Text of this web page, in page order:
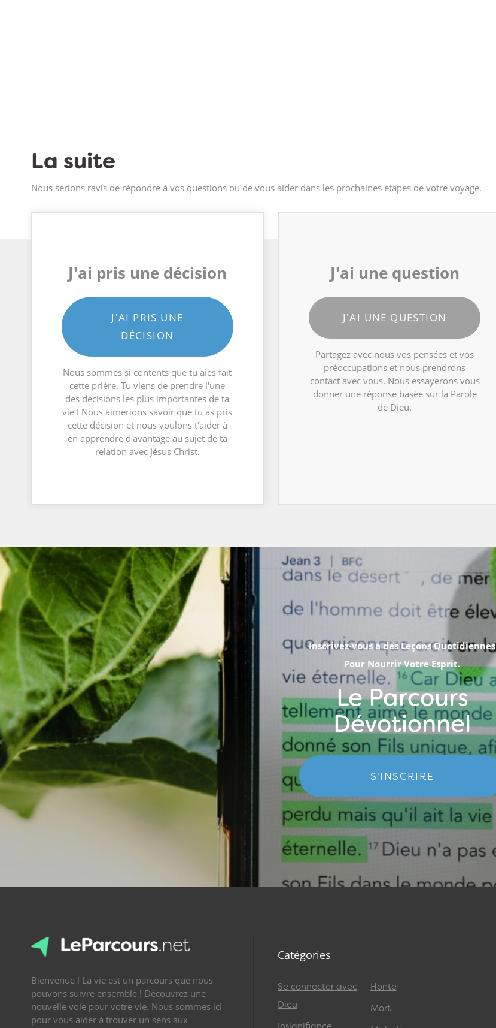
La suite
Nous serions ravis de répondre à vos questions ou de vous aider dans les prochaines étapes de votre voyage.
J'ai pris une décision
J'AI PRIS UNE
DÉCISION
Nous sommes si contents que tu aies fait
cette prière. Tu viens de prendre l'une
des décisions les plus importantes de ta
vie ! Nous aimerions savoir que tu as pris
cette décision et nous voulons t'aider à
en apprendre d'avantage au sujet de ta
relation avec Jésus Christ.
J'ai une question
J'AI UNE QUESTION
Partagez avec nous vos pensées et vos
préoccupations et nous prendrons
contact avec vous. Nous essayerons vous
donner une réponse basée sur la Parole
de Dieu.
Inscrivez-vous à des Leçons Quotidiennes
Pour Nourrir Votre Esprit.
Le Parcours
Dévotionnel
S'INSCRIRE
Bienvenue ! La vie est un parcours que nous
pouvons suivre ensemble ! Découvrez une
nouvelle voie pour votre vie. Nous sommes ici
pour vous aider à trouver un sens aux
Catégories
Se connecter avec
Dieu
Honte
Mort